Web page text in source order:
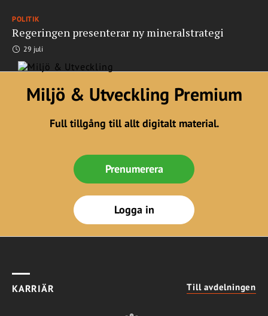
POLITIK
Regeringen presenterar ny mineralstrategi
29 juli
Miljö & Utveckling Premium
Full tillgång till allt digitalt material.
Prenumerera
Logga in
KARRIÄR Till avdelningen